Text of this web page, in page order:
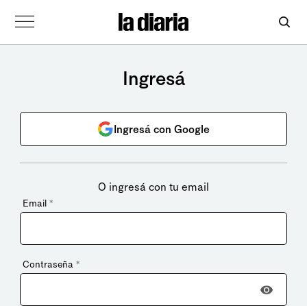
Ingresá
Ingresá con Google
O ingresá con tu email
Email *
Contraseña *